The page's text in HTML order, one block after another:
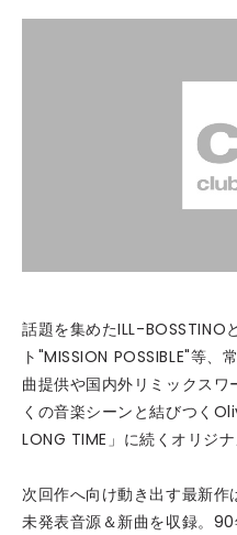
話題を集めたILL-BOSSTINO
ト"MISSION POSSIBLE"等
曲提供や国内外リミックス
くの音楽シーンと結びつく
LONG TIME」に続くオリジ
次回作へ向け動き出す最新
未発表音源＆新曲を収録。